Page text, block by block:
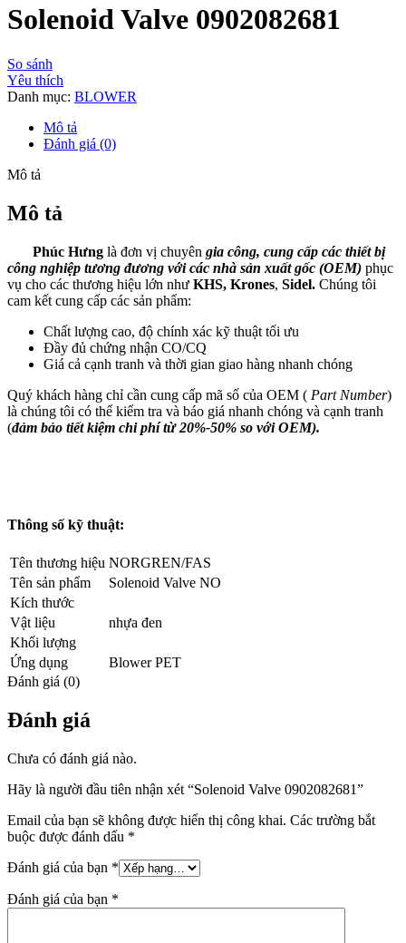
Solenoid Valve 0902082681
So sánh
Yêu thích
Danh mục: BLOWER
Mô tả
Đánh giá (0)
Mô tả
Mô tả
Phúc Hưng là đơn vị chuyên gia công, cung cấp các thiết bị
công nghiệp tương đương với các nhà sản xuất gốc (OEM) phục
vụ cho các thương hiệu lớn như KHS, Krones, Sidel. Chúng tôi
cam kết cung cấp các sản phẩm:
Chất lượng cao, độ chính xác kỹ thuật tối ưu
Đầy đủ chứng nhận CO/CQ
Giá cả cạnh tranh và thời gian giao hàng nhanh chóng
Quý khách hàng chỉ cần cung cấp mã số của OEM ( Part Number)
là chúng tôi có thể kiểm tra và báo giá nhanh chóng và cạnh tranh
(đảm bảo tiết kiệm chi phí từ 20%-50% so với OEM).
Thông số kỹ thuật:
Tên thương hiệu NORGREN/FAS
Tên sản phẩm
Solenoid Valve NO
Kích thước
Vật liệu
nhựa đen
Khối lượng
Ứng dụng
Blower PET
Đánh giá (0)
Đánh giá
Chưa có đánh giá nào.
Hãy là người đầu tiên nhận xét “Solenoid Valve 0902082681”
Email của bạn sẽ không được hiển thị công khai. Các trường bắt
buộc được đánh dấu *
Đánh giá của bạn *
Đánh giá của bạn *